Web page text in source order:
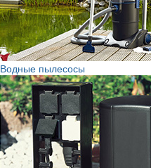
Водные пылесосы